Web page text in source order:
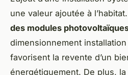
une valeur ajoutée à
des modules
dimensionnement
favorisent la revente d’un
énergétiquement. De plus,